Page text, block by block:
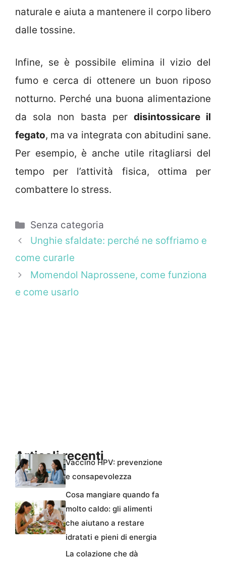
naturale e aiuta a mantenere il corpo libero
dalle tossine.
Infine, se è possibile elimina il vizio del
fumo e cerca di ottenere un buon riposo
notturno. Perché una buona alimentazione
da sola non basta per disintossicare il
fegato, ma va integrata con abitudini sane.
Per esempio, è anche utile ritagliarsi del
tempo per l’attività fisica, ottima per
combattere lo stress.
Categorie
Senza categoria
Unghie sfaldate: perché ne soffriamo e
come curarle
Momendol Naprossene, come funziona
e come usarlo
Articoli recentiVaccino HPV: prevenzione
e consapevolezza
Cosa mangiare quando fa
molto caldo: gli alimenti
che aiutano a restare
idratati e pieni di energia
La colazione che dà